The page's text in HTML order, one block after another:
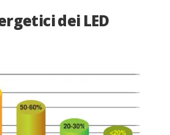
dei LED